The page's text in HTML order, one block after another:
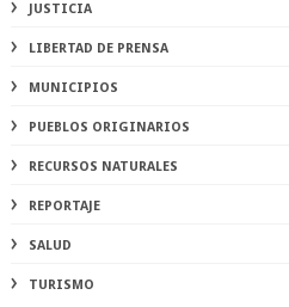
JUSTICIA
LIBERTAD DE PRENSA
MUNICIPIOS
PUEBLOS ORIGINARIOS
RECURSOS NATURALES
REPORTAJE
SALUD
TURISMO